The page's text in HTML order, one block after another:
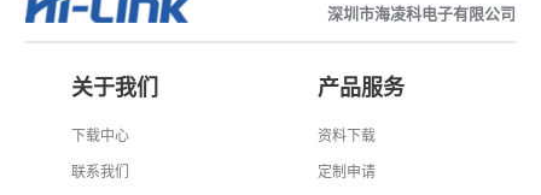
深圳市海凌科电子有限公司
关于我们
下载中心
联系我们
产品服务
资料下载
定制申请